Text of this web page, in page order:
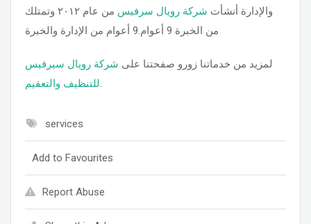
والإدارة أنشأت شركة رويال سرفيس
من عام ٢٠١٢ وتمتلك
من الخبرة 9 أعوام.9 أعوام من الإدارة والخبرة
لمزيد من خدماتنا زورو صفحتنا على شركة رويال سيرفيس
للتنظيف والتعقيم.
services
Add to Favourites
Report Abuse